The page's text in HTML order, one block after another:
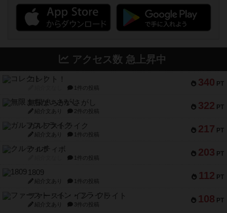
アクセス数 急上昇中
340 PT
コレクト！
1件の投稿
322 PT
無限まちがいさがし
紹介文あり 2件の投稿
217 PT
ガルフストライク
紹介文あり 1件の投稿
203 PT
クルティボ
1件の投稿
112 PT
1809
紹介文あり 1件の投稿
108 PT
ファースト・イン・フライト
紹介文あり 3件の投稿